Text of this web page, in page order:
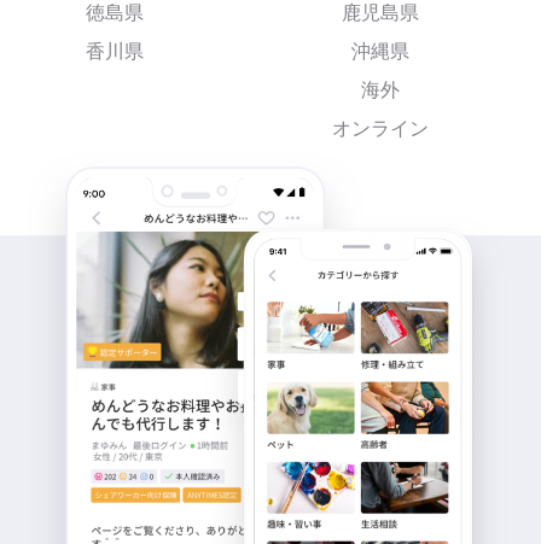
徳島県
香川県
鹿児島県
沖縄県
海外
オンライン